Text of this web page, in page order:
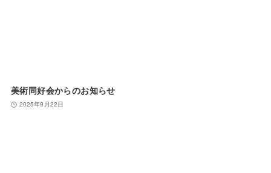
美術同好会からのお知らせ
2025年9月22日